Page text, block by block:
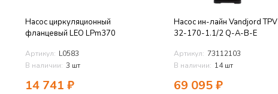
Насос циркуляционный
фланцевый LEO LPm370
Артикул: L0583
В наличии: 3 шт
14 741 ₽
Насос ин-лайн Vandjord TPV
32-170-1.1/2 Q-A-B-E
Артикул: 73112103
В наличии: 14 шт
69 095₽